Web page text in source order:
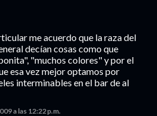
me acuerdo que la raza del
decían cosas como que
"muchos colores" y por el
esa vez mejor optamos por
interminables en el bar de al
a las 12:22 p.m.